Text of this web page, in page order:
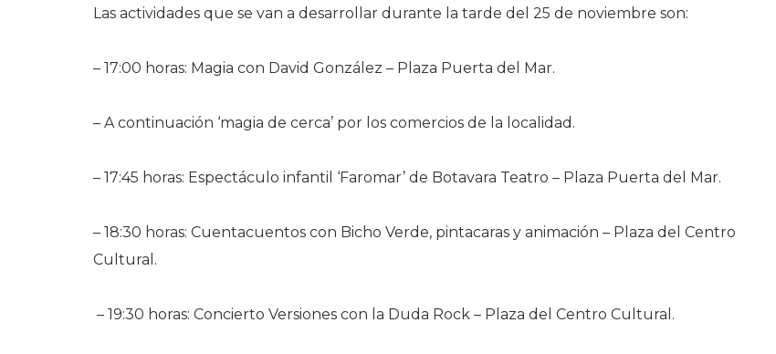
Las actividades que se van a desarrollar durante la tarde del 25 de noviembre son:
– 17:00 horas: Magia con David González – Plaza Puerta del Mar.
– A continuación ‘magia de cerca’ por los comercios de la localidad.
– 17:45 horas: Espectáculo infantil ‘Faromar’ de Botavara Teatro – Plaza Puerta del Mar.
– 18:30 horas: Cuentacuentos con Bicho Verde, pintacaras y animación – Plaza del Centro
Cultural.
– 19:30 horas: Concierto Versiones con la Duda Rock – Plaza del Centro Cultural.